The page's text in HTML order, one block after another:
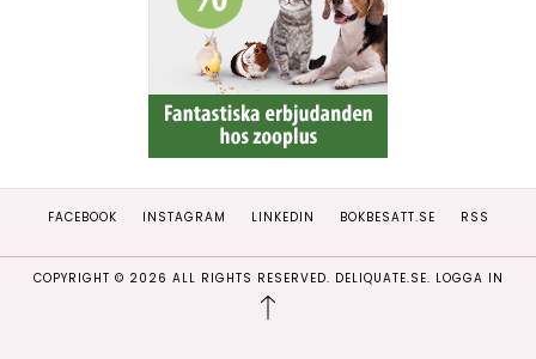
FACEBOOK INSTAGRAM LINKEDIN BOKBESATT.SE RSS
COPYRIGHT © 2026 ALL RIGHTS RESERVED. DELIQUATE.SE. LOGGA IN